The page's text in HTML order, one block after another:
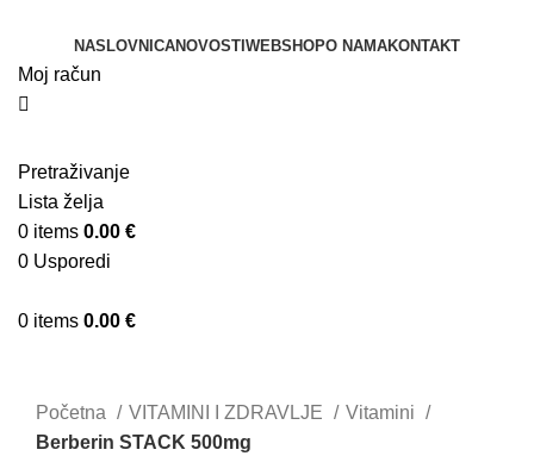
NASLOVNICANOVOSTI WEBSHOPO NAMAKONTAKT
Moj račun
Pretraživanje
Lista želja
0 items 0.00 €
0 Usporedi
0 items 0.00 €
Početna
VITAMINI I ZDRAVLJE
Vitamini
Berberin STACK 500mg